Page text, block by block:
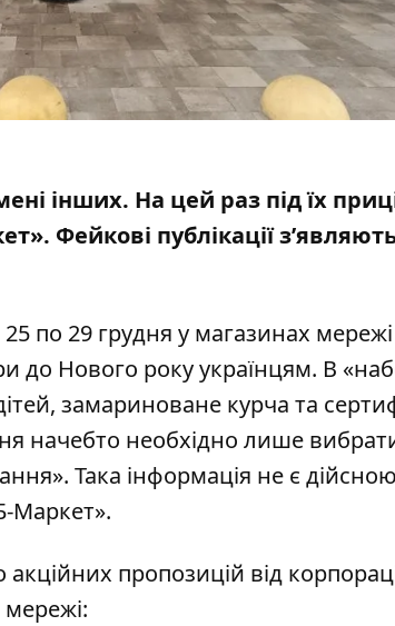
інших. На цей раз під їх
. Фейкові публікації
по 29 грудня у магазинах
до Нового року українцям. В
замариноване курча та
начебто необхідно лише
Така інформація не є
Маркет».
пропозицій від
мережі: